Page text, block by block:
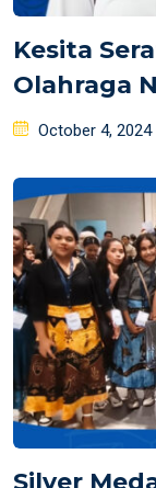
Kesita
Olahraga
Posted
October 4, 2024